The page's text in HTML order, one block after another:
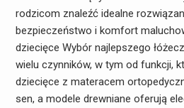
rodzicom znaleźć idealne
bezpieczeństwo i komfort
dziecięce Wybór najlepszego
wielu czynników, w tym od funkcji,
dziecięce z materacem
sen, a modele drewniane oferują